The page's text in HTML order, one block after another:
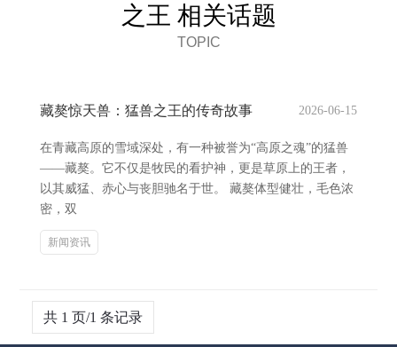
之王 相关话题
TOPIC
藏獒惊天兽：猛兽之王的传奇故事 2026-06-15
在青藏高原的雪域深处，有一种被誉为“高原之魂”的猛兽
——藏獒。它不仅是牧民的看护神，更是草原上的王者，
以其威猛、赤心与丧胆驰名于世。 藏獒体型健壮，毛色浓
密，双
新闻资讯
共 1 页/1 条记录